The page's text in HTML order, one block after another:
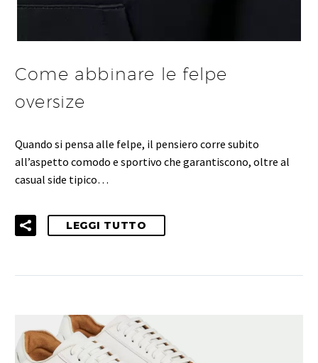
Come abbinare le felpe
oversize
Quando si pensa alle felpe, il pensiero corre subito
all’aspetto comodo e sportivo che garantiscono, oltre al
casual side tipico…
LEGGI TUTTO